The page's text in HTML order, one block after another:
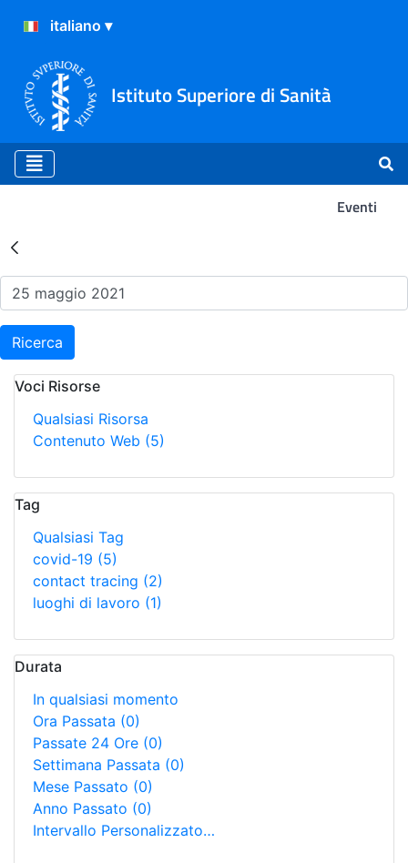
Istituto Superiore di Sanità
Eventi
Risultati della Ricerca -
Ricerca
Voci Risorse
Qualsiasi Risorsa
Contenuto Web (5)
Tag
Qualsiasi Tag
covid-19 (5)
contact tracing (2)
luoghi di lavoro (1)
Durata
In qualsiasi momento
Ora Passata (0)
Passate 24 Ore (0)
Settimana Passata (0)
Mese Passato (0)
Anno Passato (0)
Intervallo Personalizzato…